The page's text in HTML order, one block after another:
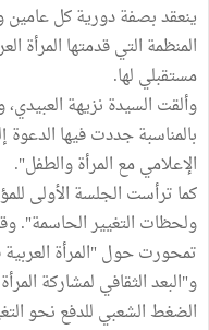
ينعقد بصفة دورية كل
المنظمة التي قدمتها المرأة
مستقبلي لها.
وألقت السيدة نزيهة العبيدي،
بالمناسبة جددت فيها
الإعلامي مع المرأة والطفل".
كما ترأست الجلسة الأولى
ولحظات التغيير الحاسمة".
تمحورت حول "المرأة
و"البعد الثقافي لمشاركة
الضغط الشعبي للدفع نحو